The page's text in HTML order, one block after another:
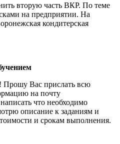
вторую часть ВКР. По теме
на предприятии. На
кондитерская
Прошу Вас прислать всю
на почту
что необходимо
описание к заданиям и
и срокам выполнения.